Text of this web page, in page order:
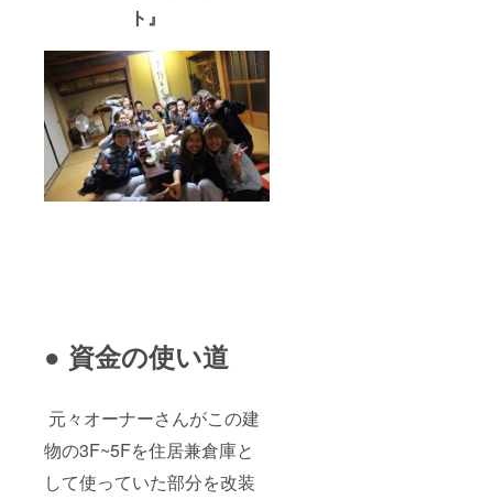
ト』
● 資金の使い道
元々オーナーさんがこの建
物の3F~5Fを住居兼倉庫と
して使っていた部分を改装